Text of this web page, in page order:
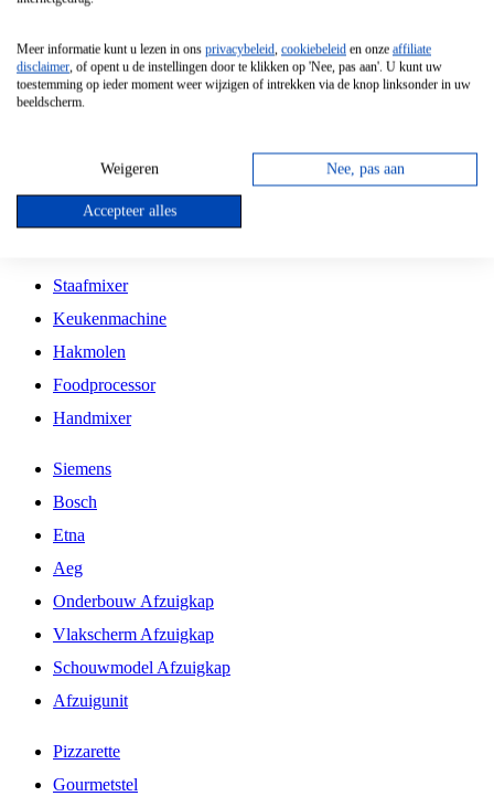
Vrijstaande Magnetron
Vrijstaande Kookplaat
Inbouw Gaskookplaat
Inbouw Keramische Kookplaat
Kookplaat Accessoires
Staafmixer
Keukenmachine
Hakmolen
Foodprocessor
Handmixer
Siemens
Bosch
Etna
Aeg
Onderbouw Afzuigkap
Vlakscherm Afzuigkap
Schouwmodel Afzuigkap
Afzuigunit
Pizzarette
Gourmetstel
Meer informatie kunt u lezen in ons privacybeleid, cookiebeleid en onze affiliate
disclaimer, of opent u de instellingen door te klikken op 'Nee, pas aan'. U kunt uw
toestemming op ieder moment weer wijzigen of intrekken via de knop linksonder in uw
beeldscherm.
Weigeren Nee, pas aan
Accepteer alles